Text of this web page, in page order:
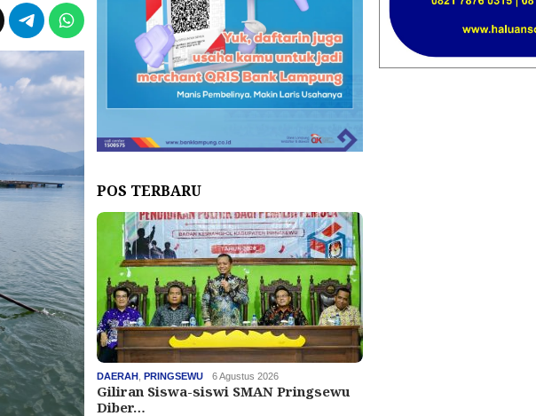
POS TERBARU
DAERAH ,PRINGSEWU 6 Agustus 2026
Giliran Siswa-siswi SMAN Pringsewu
Diber…